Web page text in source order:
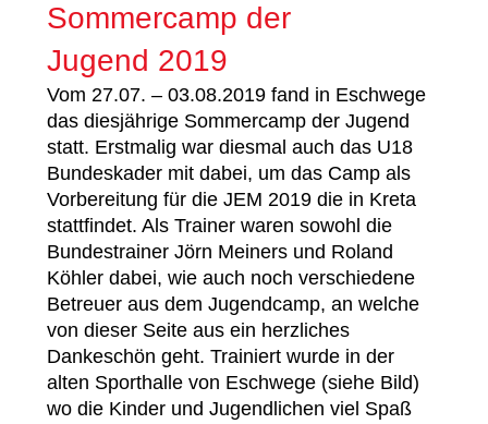
Sommercamp der
Jugend 2019
Vom 27.07. – 03.08.2019 fand in Eschwege
das diesjährige Sommercamp der Jugend
statt. Erstmalig war diesmal auch das U18
Bundeskader mit dabei, um das Camp als
Vorbereitung für die JEM 2019 die in Kreta
stattfindet. Als Trainer waren sowohl die
Bundestrainer Jörn Meiners und Roland
Köhler dabei, wie auch noch verschiedene
Betreuer aus dem Jugendcamp, an welche
von dieser Seite aus ein herzliches
Dankeschön geht. Trainiert wurde in der
alten Sporthalle von Eschwege (siehe Bild)
wo die Kinder und Jugendlichen viel Spaß